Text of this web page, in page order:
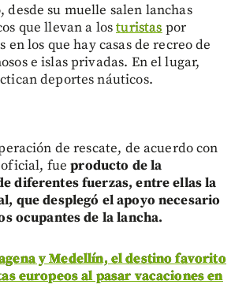
desde su muelle salen lanchas
que llevan a losturistas por
en los que hay casas de recreo de
e islas privadas. En el lugar,
deportes náuticos.
de rescate, de acuerdo con
fueproducto de la
diferentes fuerzas, entre ellas la
que desplegó el apoyo necesario
ocupantes de la lancha.
y Medellín, el destino favorito
europeos al pasar vacaciones en